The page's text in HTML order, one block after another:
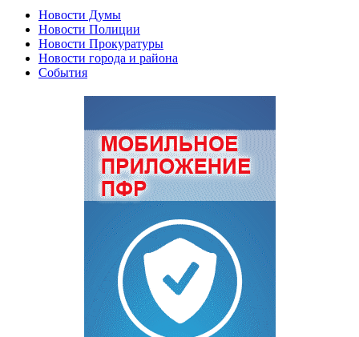
Новости Думы
Новости Полиции
Новости Прокуратуры
Новости города и района
События